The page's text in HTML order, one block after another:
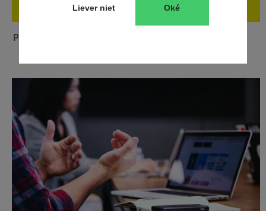
Liever niet Oké
Past Performance